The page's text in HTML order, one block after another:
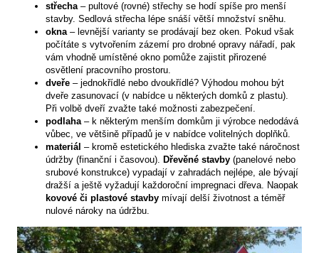
střecha– pultové (rovné) střechy se hodí spíše pro menší
stavby. Sedlová střecha lépe snáší větší množství sněhu.
okna– levnější varianty se prodávají bez oken. Pokud však
počítáte s vytvořením zázemí pro drobné opravy nářadí, pak
vám vhodně umístěné okno pomůže zajistit přirozené
osvětlení pracovního prostoru.
dveře – jednokřídlé nebo dvoukřídlé? Výhodou mohou být
dveře zasunovací (v nabídce u některých domků z plastu).
Při volbě dveří zvažte také možnosti zabezpečení.
podlaha– k některým menším domkům ji výrobce nedodává
vůbec, ve většině případů je v nabídce volitelných doplňků.
materiál – kromě estetického hlediska zvažte také náročnost
údržby (finanční i časovou). Dřevěné stavby (panelové nebo
srubové konstrukce) vypadají v zahradách nejlépe, ale bývají
dražší a ještě vyžadují každoroční impregnaci dřeva. Naopak
kovové či plastové stavby mívají delší životnost a téměř
nulové nároky na údržbu.